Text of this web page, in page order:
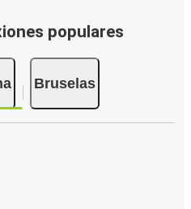
populares
Bruselas